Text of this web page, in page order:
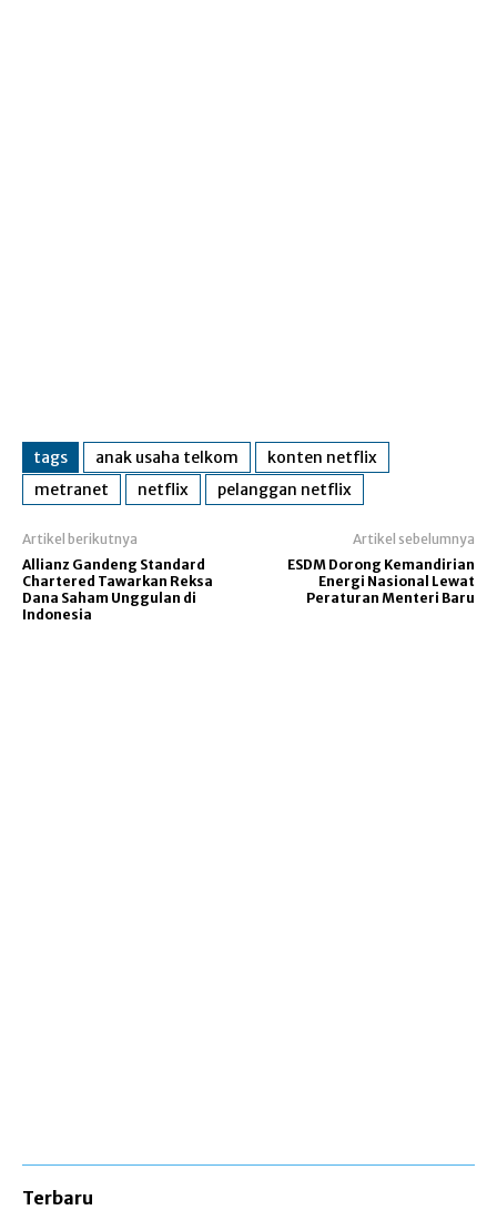
tags anak usaha telkom
konten netflix
metranet
netflix pelanggan netflix
Artikel berikutnya
Allianz Gandeng Standard
Chartered Tawarkan Reksa
Dana Saham Unggulan di
Indonesia
Artikel sebelumnya
ESDM Dorong Kemandirian
Energi Nasional Lewat
Peraturan Menteri Baru
Terbaru